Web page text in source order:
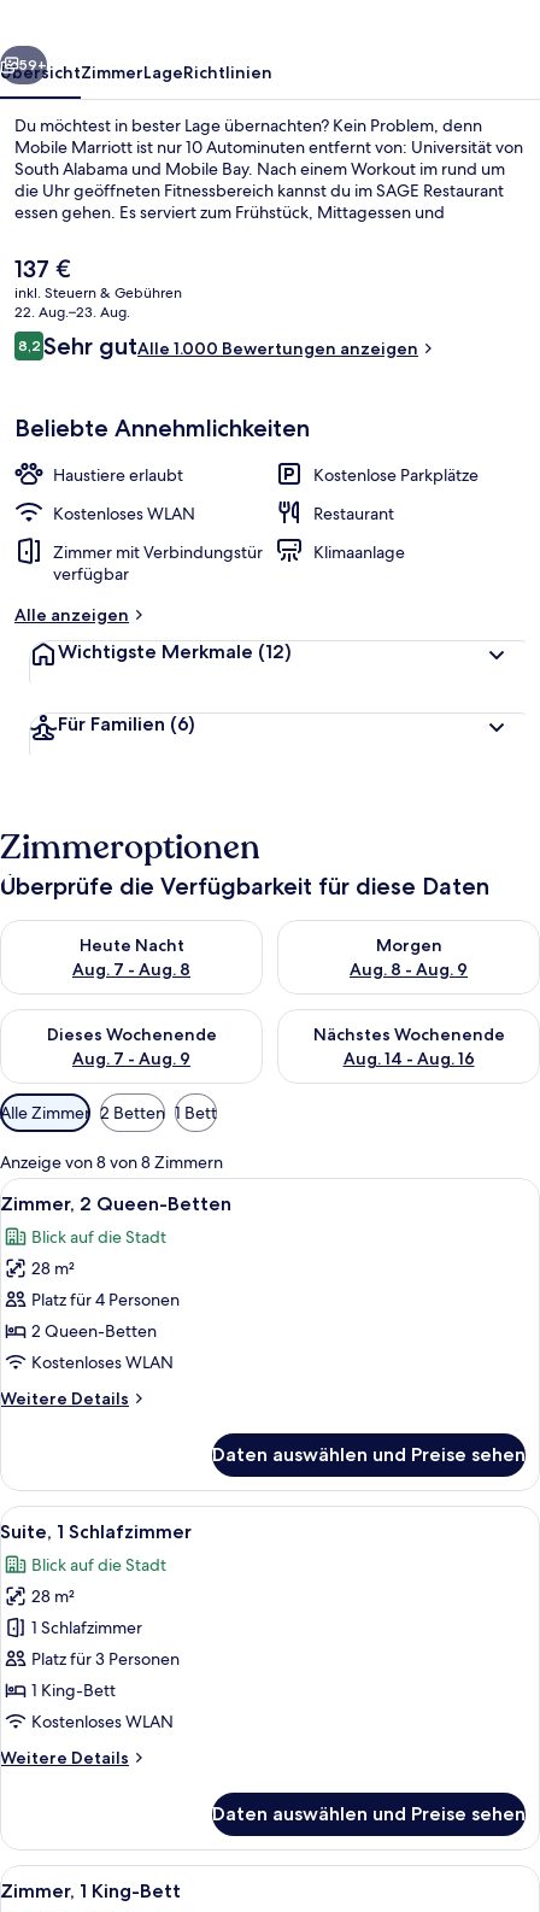
Weiter
59+
ÜbersichtZimmerLageRichtlinien
Du möchtest in bester Lage übernachten? Kein Problem, denn
Mobile Marriott ist nur 10 Autominuten entfernt von: Universität von
South Alabama und Mobile Bay. Nach einem Workout im rund um
die Uhr geöffneten Fitnessbereich kannst du im SAGE Restaurant
essen gehen. Es serviert zum Frühstück, Mittagessen und
und ein Garten gehören ebenfalls zum Angebot. Andere Reisende
lieben das hilfsbereite Personal.
Der
aktuelle
Preis
beträgt
137 €.
137 €
inkl. Steuern & Gebühren
22. Aug.–23. Aug.
Bewertungen
8,28,2 von 10.
Sehr gutAlle 1.000 Bewertungen anzeigen
Beliebte Annehmlichkeiten
Haustiere erlaubt
Kostenlose Parkplätze
Kostenloses WLAN
Restaurant
Zimmer mit Verbindungstür
verfügbar
Klimaanlage
Alle anzeigen
Wichtigste Merkmale (12)
Für Familien (6)
Zimmeroptionen
Überprüfe die Verfügbarkeit für diese Daten
Heute Nacht
Aug. 7 - Aug. 8
Überprüfe die Verfügbarkeit für heute Nacht, Aug. 7 - Aug. 8.
Morgen
Aug. 8 - Aug. 9
Überprüfe die Verfügbarkeit
Dieses Wochenende
Aug. 7 - Aug. 9
Überprüfe die Verfügbarkeit für dieses Wochenende, Aug. 7
Nächstes Wochenende
Aug. 14 - Aug. 16
Überprüfe die Verfügbarkeit
Verfügbare
Filter
für
Zimmer
Alle Zimmer 2 Betten 1 Bett
Anzeige von 8 von 8 Zimmern
Alle
Fotos
für
Zimmer,
2 Queen-
Betten
anzeigen
Ein Hotelzimmer mit einem großen
11
Zimmer, 2 Queen-Betten
Blick auf die Stadt
28 m²
Platz für 4 Personen
2 Queen-Betten
Kostenloses WLAN
Weitere Details
Weitere
2 Queen-
Betten
Daten auswählen und Preise sehen
Alle
Fotos
für
Suite,
Schlafzimmer
anzeigen
Ein Hotelzimmer mit Bett,
10
Suite, 1 Schlafzimmer
Blick auf die Stadt
28 m²
1 Schlafzimmer
Platz für 3 Personen
1 King-Bett
Kostenloses WLAN
Weitere Details
Weitere
1
Schlafzimmer
Daten auswählen und Preise sehen
Alle
Fotos
Ein Hotelzimmer mit einem großen
16
Zimmer, 1 King-Bett